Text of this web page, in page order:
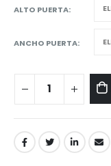
ALTO PUERTA
ANCHO PUERTA